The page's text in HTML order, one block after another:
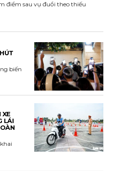
điểm sau vụ đuổi theo thiếu
biến
LÁI